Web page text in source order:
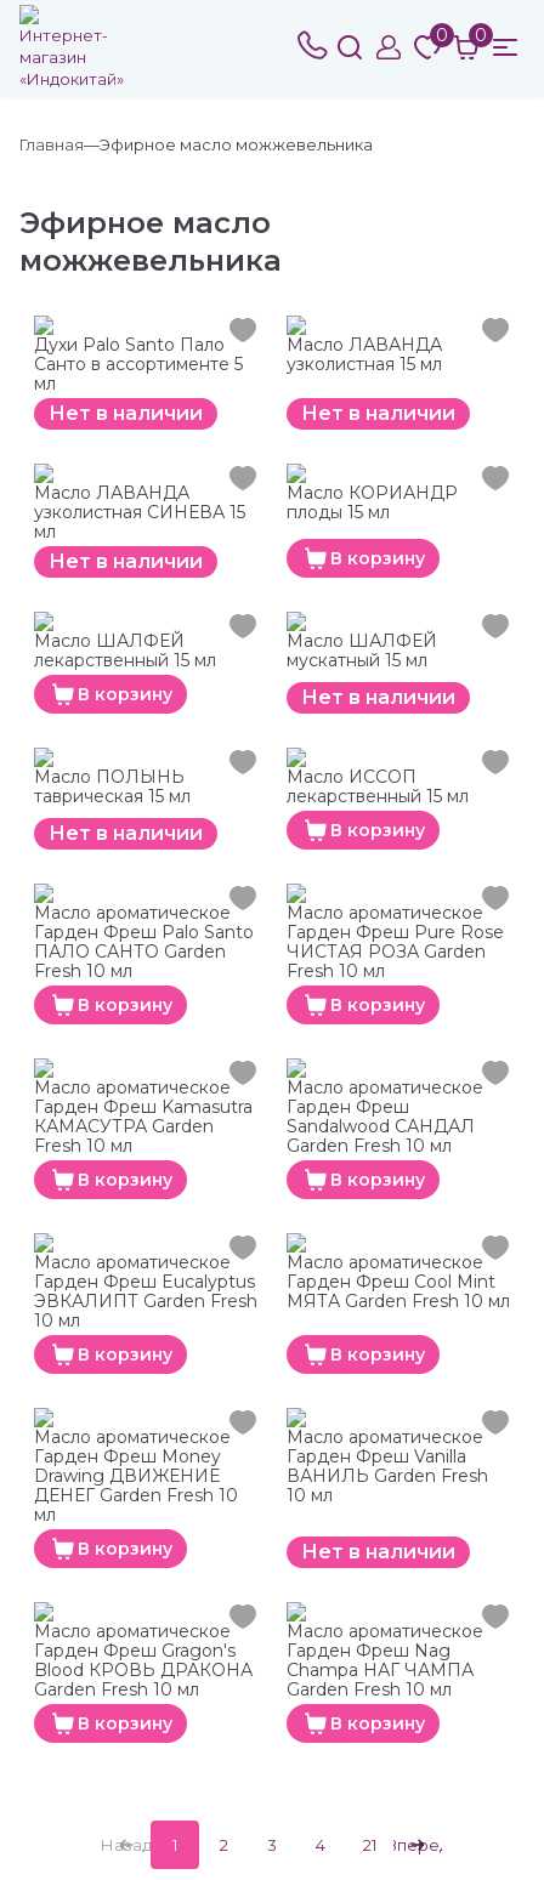
0 0
Главная Эфирное масло можжевельника
Эфирное масло
можжевельника
Духи Palo Santo Пало
Санто в ассортименте 5
мл
Нет в наличии
Масло ЛАВАНДА
узколистная 15 мл
Нет в наличии
Масло ЛАВАНДА
узколистная СИНЕВА 15
мл
Нет в наличии
Масло КОРИАНДР
плоды 15 мл
В корзину
Масло ШАЛФЕЙ
лекарственный 15 мл
В корзину
Масло ШАЛФЕЙ
мускатный 15 мл
Нет в наличии
Масло ПОЛЫНЬ
таврическая 15 мл
Нет в наличии
Масло ИССОП
лекарственный 15 мл
В корзину
Масло ароматическое
Гарден Фреш Palo Santo
ПАЛО САНТО Garden
Fresh 10 мл
В корзину
Масло ароматическое
Гарден Фреш Pure Rose
ЧИСТАЯ РОЗА Garden
Fresh 10 мл
В корзину
Масло ароматическое
Гарден Фреш Kamasutra
КАМАСУТРА Garden
Fresh 10 мл
В корзину
Масло ароматическое
Гарден Фреш
Sandalwood САНДАЛ
Garden Fresh 10 мл
В корзину
Масло ароматическое
Гарден Фреш Eucalyptus
ЭВКАЛИПТ Garden Fresh
10 мл
В корзину
Масло ароматическое
Гарден Фреш Cool Mint
МЯТА Garden Fresh 10 мл
В корзину
Масло ароматическое
Гарден Фреш Money
Drawing ДВИЖЕНИЕ
ДЕНЕГ Garden Fresh 10
мл
В корзину
Масло ароматическое
Гарден Фреш Vanilla
ВАНИЛЬ Garden Fresh
10 мл
Нет в наличии
Масло ароматическое
Гарден Фреш Gragon's
Blood КРОВЬ ДРАКОНА
Garden Fresh 10 мл
В корзину
Масло ароматическое
Гарден Фреш Nag
Champa НАГ ЧАМПА
Garden Fresh 10 мл
В корзину
Назад 1 2 3 4 21 Вперед